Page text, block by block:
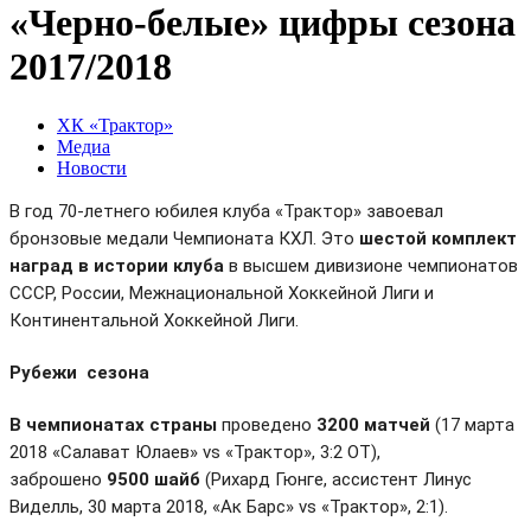
«Черно-белые» цифры сезона
2017/2018
ХК «Трактор»
Медиа
Новости
В год 70-летнего юбилея клуба «Трактор» завоевал
бронзовые медали Чемпионата КХЛ. Это шестой комплект
наград в истории клуба в высшем дивизионе чемпионатов
СССР, России, Межнациональной Хоккейной Лиги и
Континентальной Хоккейной Лиги.
Рубежи сезона
В чемпионатах страны проведено 3200 матчей (17 марта
2018 «Салават Юлаев» vs «Трактор», 3:2 ОТ),
заброшено 9500 шайб (Рихард Гюнге, ассистент Линус
Виделль, 30 марта 2018, «Ак Барс» vs «Трактор», 2:1).